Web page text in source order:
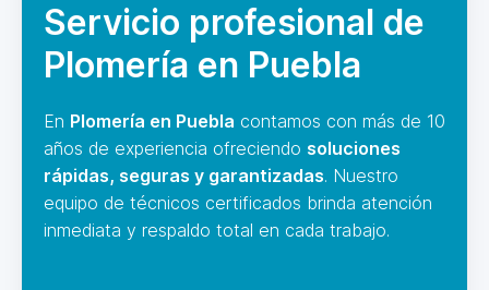
Servicio profesional de
Plomería en Puebla
En Plomería en Puebla contamos con más de 10
años de experiencia ofreciendo soluciones
rápidas, seguras y garantizadas. Nuestro
equipo de técnicos certificados brinda atención
inmediata y respaldo total en cada trabajo.